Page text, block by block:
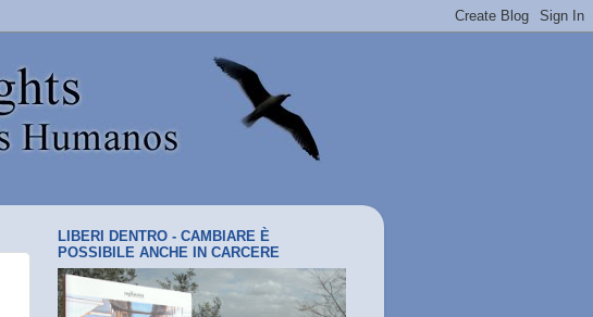
LIBERI DENTRO - CAMBIARE È
POSSIBILE ANCHE IN CARCERE